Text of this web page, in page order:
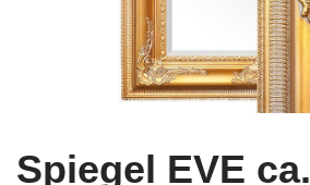
Spiegel EVE ca.